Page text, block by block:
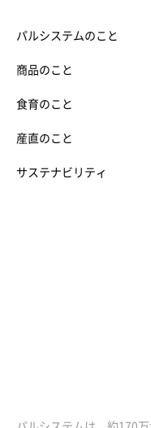
パルシステムのこと
商品のこと
食育のこと
産直のこと
サステナビリティ